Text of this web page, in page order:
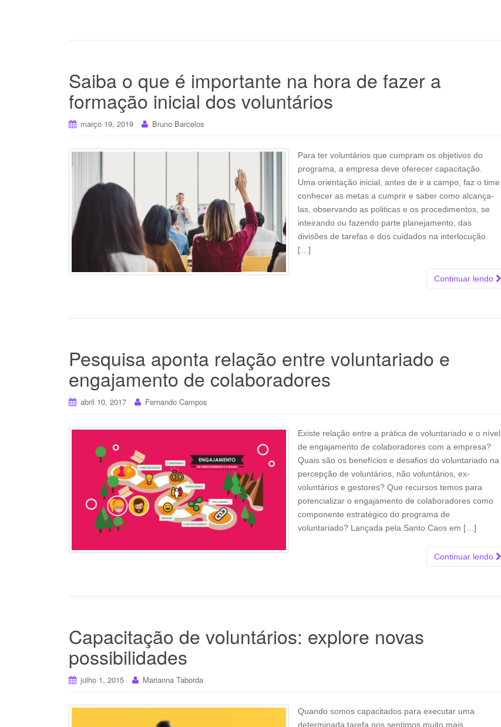
Saiba o que é importante na hora de fazer a
formação inicial dos voluntários
março 19, 2019 Bruno Barcelos
Para ter voluntários que cumpram os objetivos do
programa, a empresa deve oferecer capacitação.
Uma orientação inicial, antes de ir a campo, faz o time
conhecer as metas a cumprir e saber como alcança-
las, observando as politicas e os procedimentos, se
inteirando ou fazendo parte planejamento, das
divisões de tarefas e dos cuidados na interlocução
[…]
Continuar lendo
Pesquisa aponta relação entre voluntariado e
engajamento de colaboradores
abril 10, 2017 Fernando Campos
Existe relação entre a prática de voluntariado e o nível
de engajamento de colaboradores com a empresa?
Quais são os benefícios e desafios do voluntariado na
percepção de voluntários, não voluntários, ex-
voluntários e gestores? Que recursos temos para
potencializar o engajamento de colaboradores como
componente estratégico do programa de
voluntariado? Lançada pela Santo Caos em […]
Continuar lendo
Capacitação de voluntários: explore novas
possibilidades
julho 1, 2015 Marianna Taborda
Quando somos capacitados para executar uma
determinada tarefa nos sentimos muito mais